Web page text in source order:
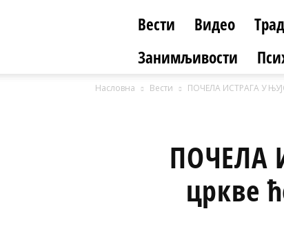
Вести Видео
Занимљивости
Насловна Вести ПОЧЕЛА ИСТРАГА У
ПОЧЕЛА
цркве